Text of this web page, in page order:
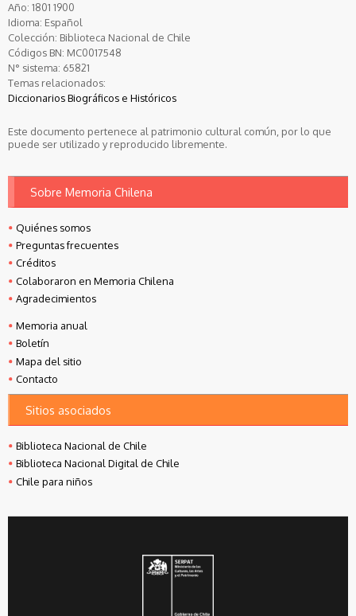
Año: 1801 1900
Idioma: Español
Colección: Biblioteca Nacional de Chile
Códigos BN: MC0017548
N° sistema: 65821
Temas relacionados:
Diccionarios Biográficos e Históricos
Este documento pertenece al patrimonio cultural común, por lo que
puede ser utilizado y reproducido libremente.
Sobre Memoria Chilena
Quiénes somos
Preguntas frecuentes
Créditos
Colaboraron en Memoria Chilena
Agradecimientos
Memoria anual
Boletín
Mapa del sitio
Contacto
Sitios asociados
Biblioteca Nacional de Chile
Biblioteca Nacional Digital de Chile
Chile para niños